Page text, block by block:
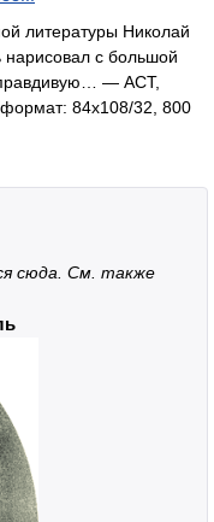
литературы Николай
нарисовал с большой
— АСТ,
84x108/32, 800
сюда. Cм. также